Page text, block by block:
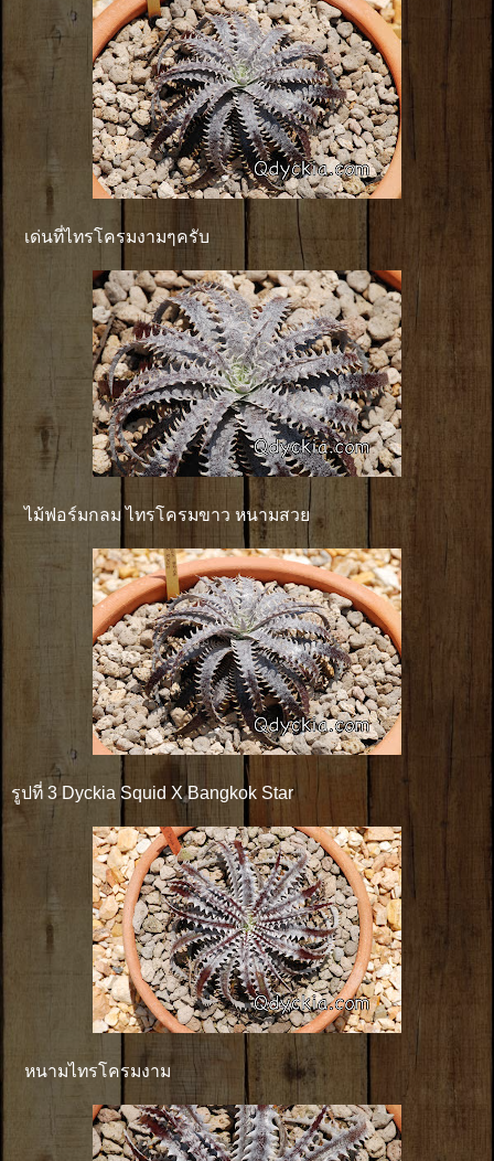
เด่นที่ไทรโครมงามๆครับ
ไม้ฟอร์มกลม ไทรโครมขาว หนามสวย
รูปที่ 3 Dyckia Squid X Bangkok Star
หนามไทรโครมงาม